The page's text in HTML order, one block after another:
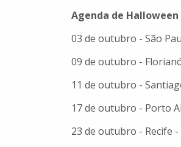
Agenda de
03 de outubro - São
09 de outubro -
11 de outubro -
17 de outubro - Porto
23 de outubro - Recife